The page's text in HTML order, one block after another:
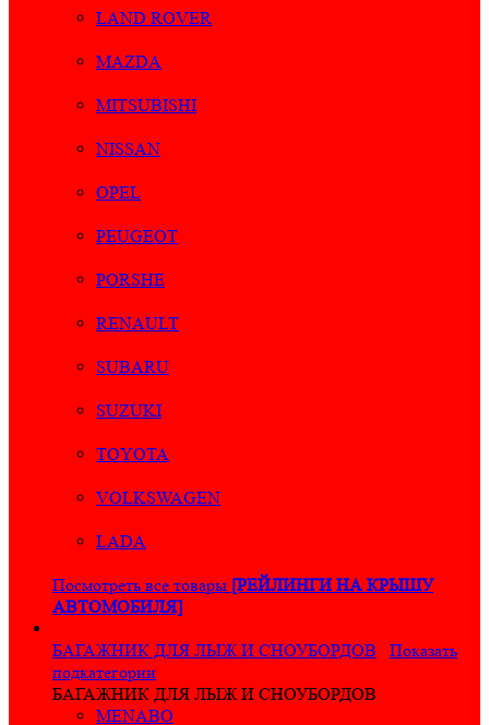
LAND ROVER
MAZDA
MITSUBISHI
NISSAN
OPEL
PEUGEOT
PORSHE
RENAULT
SUBARU
SUZUKI
TOYOTA
VOLKSWAGEN
LADA
Посмотреть все товары [РЕЙЛИНГИ НА КРЫШУ
АВТОМОБИЛЯ]
БАГАЖНИК ДЛЯ ЛЫЖ И СНОУБОРДОВ
Показать
подкатегории
БАГАЖНИК ДЛЯ ЛЫЖ И СНОУБОРДОВ
MENABO